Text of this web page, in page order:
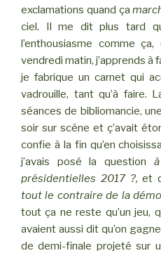
exclamations quand ça
ciel. Il me dit plus tard
l’enthousiasme comme
vendredi matin, j’apprends à
je fabrique un carnet qui
vadrouille, tant qu’à faire.
séances de bibliomancie,
soir sur scène et ç’avait
confie à la fin qu’en
j’avais posé la question
présidentielles 2017 ?,et
tout le contraire de la
tout ça ne reste qu’un jeu,
avaient aussi dit qu’on
de demi-finale projeté sur